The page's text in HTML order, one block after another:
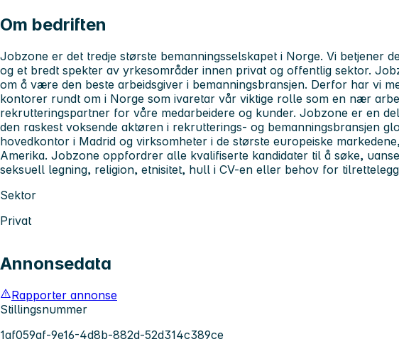
Om bedriften
Jobzone er det tredje største bemanningsselskapet i Norge. Vi betjener
og et bredt spekter av yrkesområder innen privat og offentlig sektor.
om å være den beste arbeidsgiver i bemanningsbransjen. Derfor har vi
kontorer rundt om i Norge som ivaretar vår viktige rolle som en nær
rekrutteringspartner for våre medarbeidere og kunder. Jobzone er en
den raskest voksende aktøren i rekrutterings- og bemanningsbransjen
hovedkontor i Madrid og virksomheter i de største europeiske
Amerika. Jobzone oppfordrer alle kvalifiserte kandidater til å søke,
seksuell legning, religion, etnisitet, hull i CV-en eller behov for
Sektor
Privat
Annonsedata
Rapporter annonse
Stillingsnummer
1af059af-9e16-4d8b-882d-52d314c389ce